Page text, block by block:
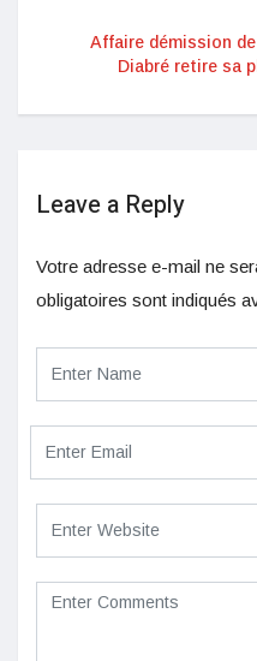
Affaire démission de
Diabré retire sa
Leave a Reply
Votre adresse e-mail ne
obligatoires sont indiqués